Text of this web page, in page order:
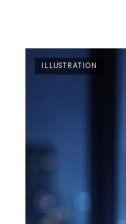
ILLUSTRATION